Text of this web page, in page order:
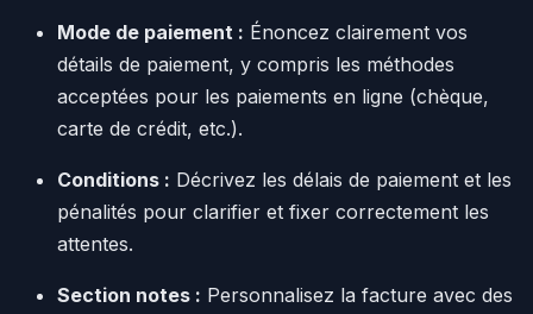
Mode de paiement : Énoncez clairement vos
détails de paiement, y compris les méthodes
acceptées pour les paiements en ligne (chèque,
carte de crédit, etc.).
Conditions : Décrivez les délais de paiement et les
pénalités pour clarifier et fixer correctement les
attentes.
Section notes : Personnalisez la facture avec des